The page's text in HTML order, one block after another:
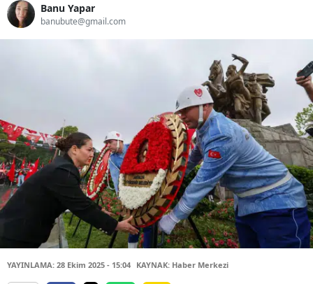
Banu Yapar
banubute@gmail.com
YAYINLAMA: 28 Ekim 2025 - 15:04 KAYNAK: Haber Merkezi